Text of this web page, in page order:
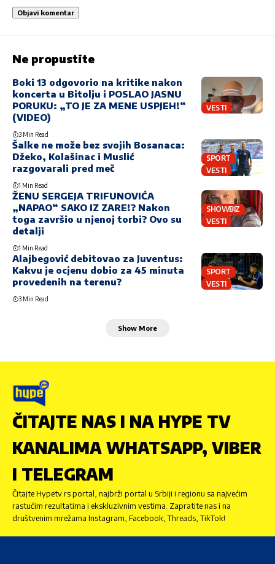
Ne propustite
VESTI
Boki 13 odgovorio na kritike nakon
koncerta u Bitolju i POSLAO JASNU
PORUKU: „TO JE ZA MENE USPJEH!“
(VIDEO)
3 Min Read
SPORT
VESTI
Šalke ne može bez svojih Bosanaca:
Džeko, Kolašinac i Muslić
razgovarali pred meč
1 Min Read
SHOWBIZ
VESTI
ŽENU SERGEJA TRIFUNOVIĆA
„NAPAO“ SAKO IZ ZARE!? Nakon
toga završio u njenoj torbi? Ovo su
detalji
1 Min Read
SPORT
VESTI
Alajbegović debitovao za Juventus:
Kakvu je ocjenu dobio za 45 minuta
provedenih na terenu?
3 Min Read
Show More
ČITAJTE NAS I NA HYPE TV
KANALIMA WHATSAPP, VIBER
I TELEGRAM
Čitajte Hypetv.rs portal, najbrži portal u Srbiji i regionu sa najvećim
rastućim rezultatima i ekskluzivnim vestima. Zapratite nas i na
društvenim mrežama Instagram, Facebook, Threads, TikTok!